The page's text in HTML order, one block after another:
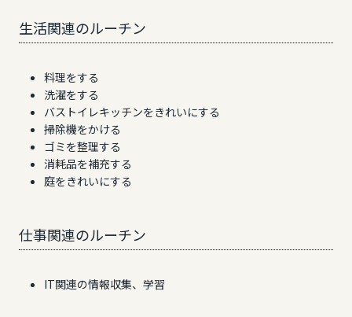
生活関連のルーチン
料理をする
洗濯をする
バストイレキッチンをきれいにする
掃除機をかける
ゴミを整理する
消耗品を補充する
庭をきれいにする
仕事関連のルーチン
IT関連の情報収集、学習